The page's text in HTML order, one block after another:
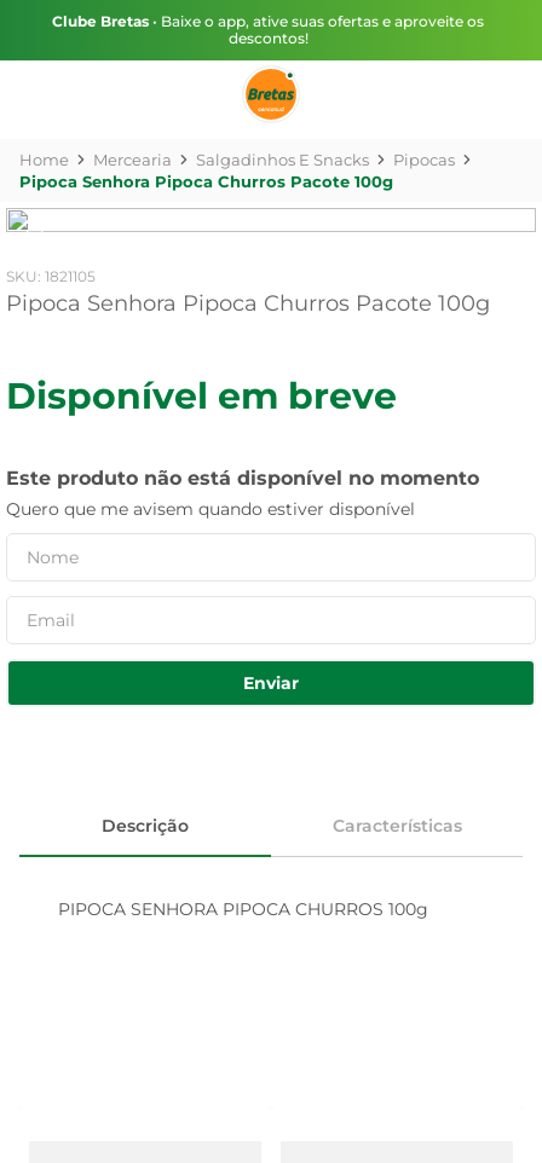
Clube Bretas • Baixe o app, ative suas ofertas e aproveite os
descontos!
Mercearia Salgadinhos E Snacks
Pipocas
Pipoca Senhora Pipoca Churros Pacote 100g
: 1821105
Pipoca Senhora Pipoca Churros Pacote 100g
Disponível em breve
Este produto não está disponível no momento
Quero que me avisem quando estiver disponível
Enviar
Descrição Características
PIPOCA SENHORA PIPOCA CHURROS 100g